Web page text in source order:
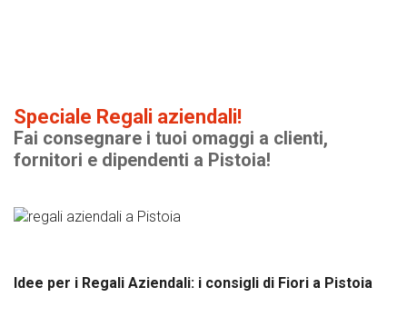
Speciale Regali aziendali!
Fai consegnare i tuoi omaggi a clienti,
fornitori e dipendenti a Pistoia!
Idee per i Regali Aziendali: i consigli di Fiori a Pistoia